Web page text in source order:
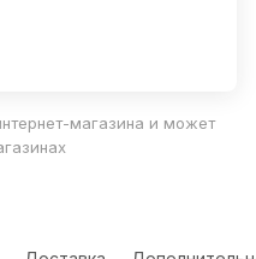
магазина и может